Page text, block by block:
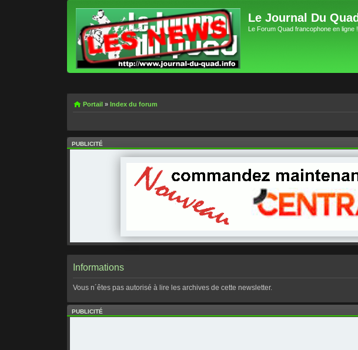
Le Journal Du Quad
Le Forum Quad francophone en ligne !
Portail »Index du forum
PUBLICITÉ
Informations
Vous n´êtes pas autorisé à lire les archives de cette newsletter.
PUBLICITÉ